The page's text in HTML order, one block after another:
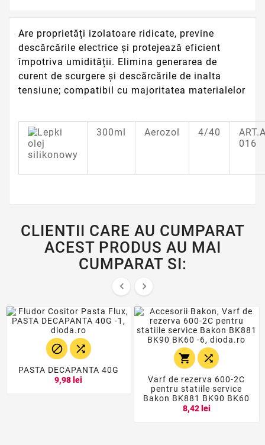
Are proprietăți izolatoare ridicate, previne
descărcările electrice și protejează eficient
împotriva umidității. Elimina generarea de
curent de scurgere și descărcările de inalta
tensiune; compatibil cu majoritatea materialelor
300ml Aerozol 4/40
016
CLIENTII CARE AU CUMPARAT
ACEST PRODUS AU MAI
CUMPARAT SI:
 
 
PASTA DECAPANTA 40G
9,98 lei
 
Varf de rezerva 600-2C
pentru statiile service
Bakon BK881 BK90 BK60
8,42 lei